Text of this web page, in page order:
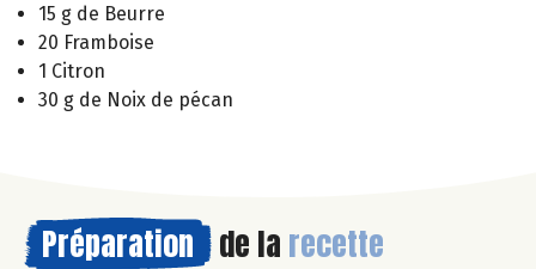
15 g de Beurre
20 Framboise
1 Citron
30 g de Noix de pécan
Préparation de la recette